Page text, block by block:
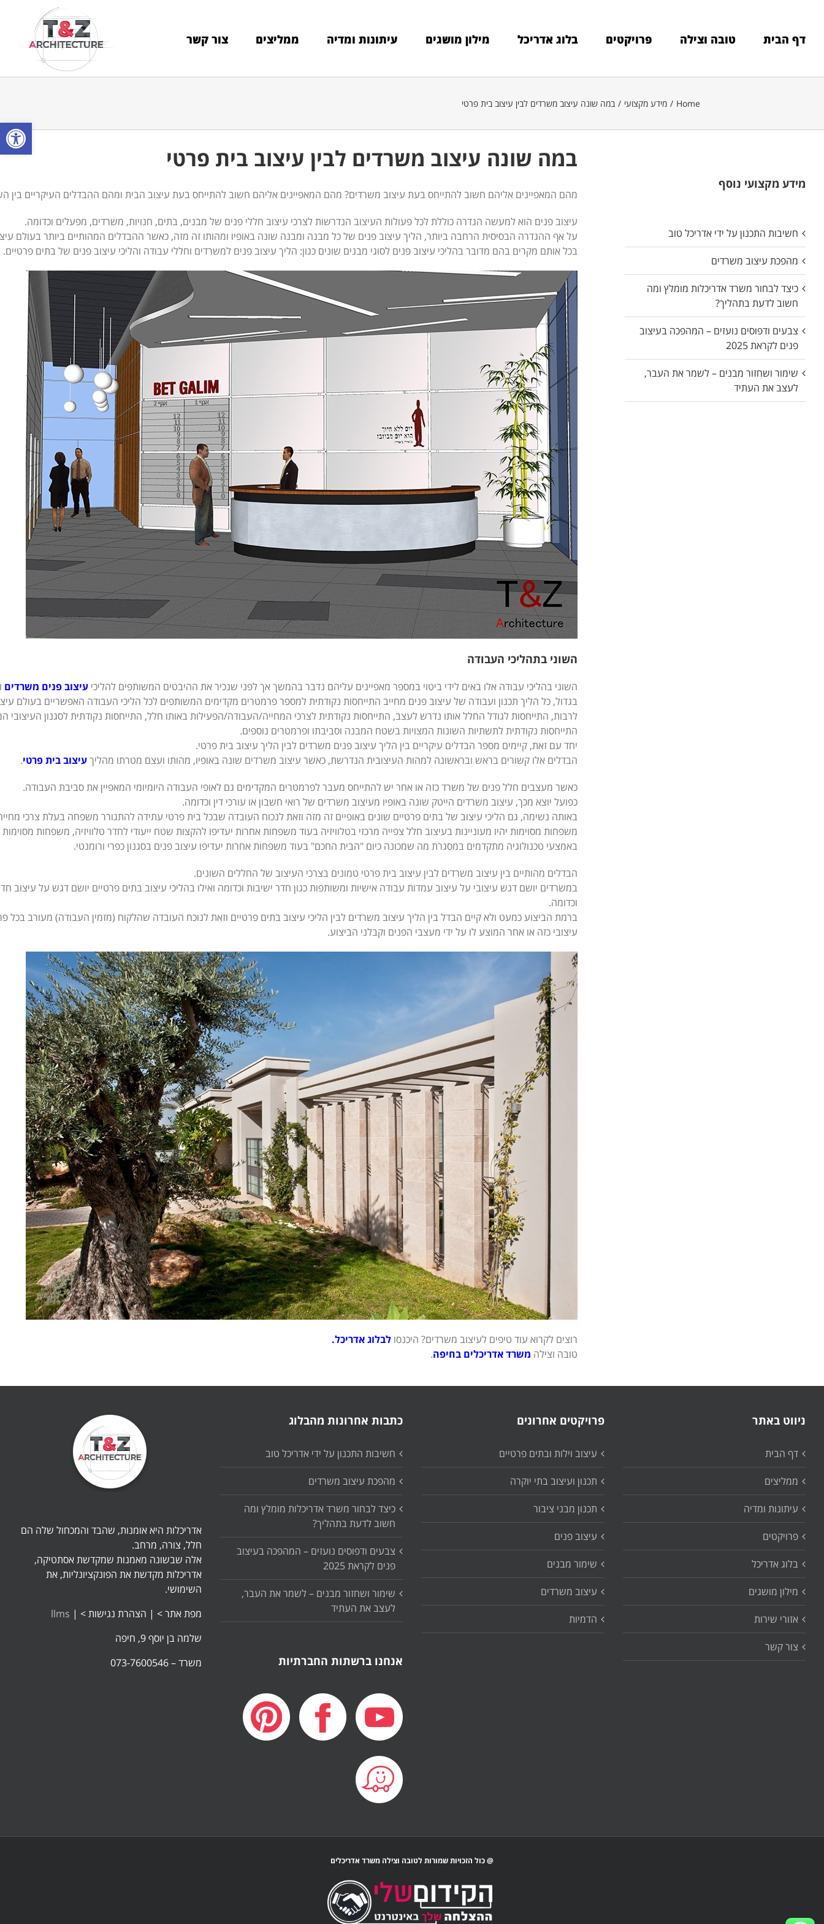
פתח
contentדף הבית טובה וצילה פרויקטים בלוג אדריכל מילון מושגים עיתונות ומדיה ממליצים צור קשר
Home
/ מידע מקצועי / במה שונה עיצוב משרדים לבין עיצוב בית פרטי
במה שונה עיצוב משרדים לבין עיצוב בית פרטי
מהם המאפיינים אליהם חשוב להתייחס בעת עיצוב משרדים? מהם המאפיינים אליהם חשוב להתייחס בעת עיצוב הבית ומהם ההבדלים העיקריים בין
עיצוב פנים הוא למעשה הגדרה כוללת לכל פעולות העיצוב הנדרשות לצרכי עיצוב חללי פנים של מבנים, בתים, חנויות, משרדים, מפעלים וכדומה.
על אף ההגדרה הבסיסית הרחבה ביותר, הליך עיצוב פנים של כל מבנה ומבנה שונה באופיו ומהותו זה מזה, כאשר ההבדלים המהותיים ביותר בעולם
בכל אותם מקרים בהם מדובר בהליכי עיצוב פנים לסוגי מבנים שונים כגון: הליך עיצוב פנים למשרדים וחללי עבודה והליכי עיצוב פנים של בתים פרטיים.
השוני בתהליכי העבודה
השוני בהליכי עבודה אלו באים לידי ביטוי במספר מאפיינים עליהם נדבר בהמשך אך לפני שנכיר את ההיבטים המשותפים להליכיעיצוב פנים משרדים
בגדול, כל הליך תכנון ועבודה של עיצוב פנים מחייב התייחסות נקודתית למספר פרמטרים מקדימים המשותפים לכל הליכי העבודה האפשריים בעולם
לרבות, התייחסות לגודל החלל אותו נדרש לעצב, התייחסות נקודתית לצרכי המחייה/העבודה/הפעילות באותו חלל, התייחסות נקודתית לסגנון
התייחסות נקודתית לתשתיות השונות המצויות בשטח המבנה וסביבתו ופרמטרים נוספים.
יחד עם זאת, קיימים מספר הבדלים עיקריים בין הליך עיצוב פנים משרדים לבין הליך עיצוב בית פרטי.
הבדלים אלו קשורים בראש ובראשונה למהות העיצובית הנדרשת, כאשר עיצוב משרדים שונה באופיו, מהותו ועצם מטרתו מהליךעיצוב בית פרטי.
כאשר מעצבים חלל פנים של משרד כזה או אחר יש להתייחס מעבר לפרמטרים המקדימים גם לאופי העבודה היומיומי המאפיין את סביבת העבודה.
כפועל יוצא מכך, עיצוב משרדים הייטק שונה באופיו מעיצוב משרדים של רואי חשבון או עורכי דין וכדומה.
באותה נשימה, גם הליכי עיצוב של בתים פרטיים שונים באופיים זה מזה וזאת לנכוח העובדה שבכל בית פרטי עתידה להתגורר משפחה בעלת צרכי מחייה
משפחות מסוימות יהיו מעוניינות בעיצוב חלל צפייה מרכזי בטלוויזיה בעוד משפחות אחרות יעדיפו להקצות שטח ייעודי לחדר טלוויזיה, משפחות
באמצעי טכנולוגיה מתקדמים במסגרת מה שמכונה כיום "הבית החכם" בעוד משפחות אחרות יעדיפו עיצוב פנים בסגנון כפרי ורומנטי.
הבדלים מהותיים בין עיצוב משרדים לבין עיצוב בית פרטי טמונים בצרכי העיצוב של החללים השונים.
במשרדים יושם דגש עיצובי על עיצוב עמדות עבודה אישיות ומשותפות כגון חדר ישיבות וכדומה ואילו בהליכי עיצוב בתים פרטיים יושם דגש על
וכדומה.
ברמת הביצוע כמעט ולא קיים הבדל בין הליך עיצוב משרדים לבין הליכי עיצוב בתים פרטיים וזאת לנוכח העובדה שהלקוח (מזמין העבודה) מעורב בכל
עיצובי כזה או אחר המוצע לו על ידי מעצבי הפנים וקבלני הביצוע.
רוצים לקרוא עוד טיפים לעיצוב משרדים? היכנסולבלוג אדריכל.
טובה וצילה משרד אדריכלים בחיפה.
מידע מקצועי נוסף
חשיבות התכנון על ידי אדריכל טוב
מהפכת עיצוב משרדים
כיצד לבחור משרד אדריכלות מומלץ ומה
חשוב לדעת בתהליך?
צבעים ודפוסים נועזים – המהפכה בעיצוב
פנים לקראת 2025
שימור ושחזור מבנים – לשמר את העבר,
לעצב את העתיד
ניווט באתר
דף הבית
ממליצים
עיתונות ומדיה
פרויקטים
בלוג אדריכל
מילון מושגים
אזורי שירות
צור קשר
פרויקטים אחרונים
עיצוב וילות ובתים פרטיים
תכנון ועיצוב בתי יוקרה
תכנון מבני ציבור
עיצוב פנים
שימור מבנים
עיצוב משרדים
הדמיות
כתבות אחרונות מהבלוג
חשיבות התכנון על ידי אדריכל טוב
מהפכת עיצוב משרדים
כיצד לבחור משרד אדריכלות מומלץ ומה
חשוב לדעת בתהליך?
צבעים ודפוסים נועזים – המהפכה בעיצוב
פנים לקראת 2025
שימור ושחזור מבנים – לשמר את העבר,
לעצב את העתיד
אנחנו ברשתות החברתיות
אדריכלות היא אומנות, שהבד והמכחול שלה הם
חלל, צורה, מרחב.
אלה שבשונה מאמנות שמקדשת אסתטיקה,
אדריכלות מקדשת את הפונקציונליות, את
השימושי.
מפת אתר > | הצהרת נגישות > |
llms
שלמה בן יוסף 9, חיפה
משרד – 073-7600546
@ כול הזכויות שמורות לטובה וצילה משרד אדריכלים